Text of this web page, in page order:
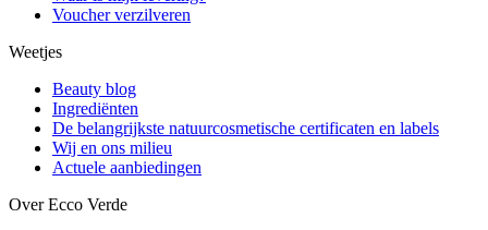
Voucher verzilveren
Weetjes
Beauty blog
Ingrediënten
De belangrijkste natuurcosmetische certificaten en labels
Wij en ons milieu
Actuele aanbiedingen
Over Ecco Verde